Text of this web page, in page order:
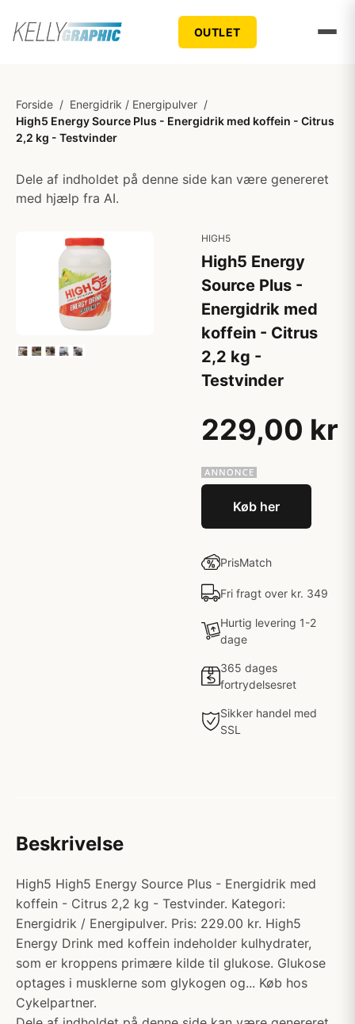
OUTLET
Forside / Energidrik / Energipulver /
High5 Energy Source Plus - Energidrik med koffein - Citrus
2,2 kg - Testvinder
Dele af indholdet på denne side kan være genereret
med hjælp fra AI.
HIGH5
High5 Energy
Source Plus -
Energidrik med
koffein - Citrus
2,2 kg -
Testvinder
229,00 kr
Køb her
PrisMatch
Fri fragt over kr. 349
Hurtig levering 1-2
dage
365 dages
fortrydelsesret
Sikker handel med
SSL
Beskrivelse
High5 High5 Energy Source Plus - Energidrik med
koffein - Citrus 2,2 kg - Testvinder. Kategori:
Energidrik / Energipulver. Pris: 229.00 kr. High5
Energy Drink med koffein indeholder kulhydrater,
som er kroppens primære kilde til glukose. Glukose
optages i musklerne som glykogen og... Køb hos
Cykelpartner.